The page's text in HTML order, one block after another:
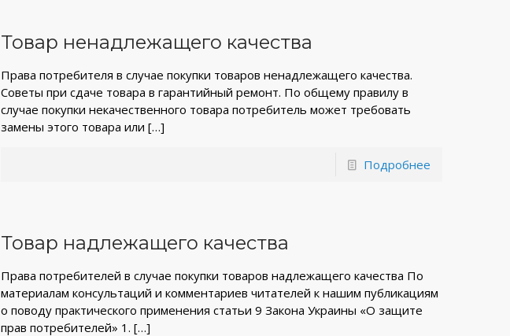
Товар ненадлежащего качества
Права потребителя в случае покупки товаров ненадлежащего качества.
Советы при сдаче товара в гарантийный ремонт. По общему правилу в
случае покупки некачественного товара потребитель может требовать
замены этого товара или […]
Подробнее
Товар надлежащего качества
Права потребителей в случае покупки товаров надлежащего качества По
материалам консультаций и комментариев читателей к нашим публикациям
о поводу практического применения статьи 9 Закона Украины «О защите
прав потребителей» 1. […]